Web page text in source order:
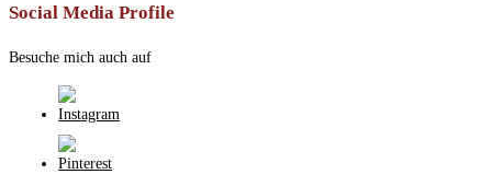
Social Media Profile
Besuche mich auch auf